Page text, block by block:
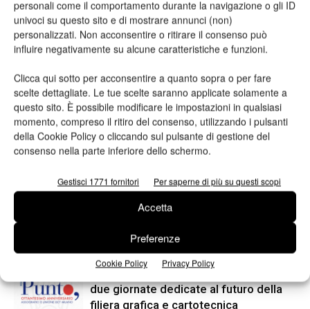
personali come il comportamento durante la navigazione o gli ID
univoci su questo sito e di mostrare annunci (non)
personalizzati. Non acconsentire o ritirare il consenso può
influire negativamente su alcune caratteristiche e funzioni.
Clicca qui sotto per acconsentire a quanto sopra o per fare
scelte dettagliate. Le tue scelte saranno applicate solamente a
questo sito. È possibile modificare le impostazioni in qualsiasi
momento, compreso il ritiro del consenso, utilizzando i pulsanti
della Cookie Policy o cliccando sul pulsante di gestione del
consenso nella parte inferiore dello schermo.
Gestisci 1771 fornitori Per saperne di più su questi scopi
Accetta
Preferenze
Cookie Policy Privacy Policy
Industria 4.0: un comitato
scientifico studierà scenari,
informerà e assisterà le
imprese
La naturalezza del legno per i
marchi del lusso: Icma Woods
Viscom 2026 cambia volto: debutta il
Assografici celebra 80 anni, a Milano
due giornate dedicate al futuro della
filiera grafica e cartotecnica